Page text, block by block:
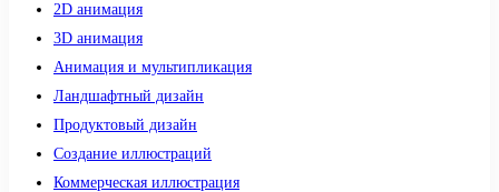
2D анимация
3D анимация
Анимация и мультипликация
Ландшафтный дизайн
Продуктовый дизайн
Создание иллюстраций
Коммерческая иллюстрация